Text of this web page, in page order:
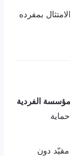
بمفرده
الفردية
دون